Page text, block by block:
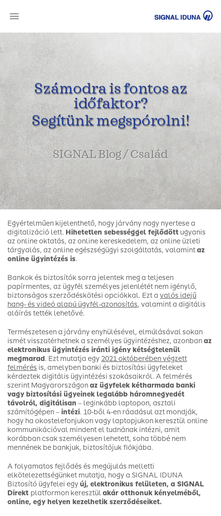
Számodra is fontos az
időfaktor?
Segítünk megspórolni!
SIGNAL Blog / Család
Egyértelműen kijelenthető, hogy járvány nagy nyertese a
digitalizáció lett. Hihetetlen sebességgel fejlődött ugyanis
az online oktatás, az online kereskedelem, az online üzleti
tárgyalás, az online egészségügyi szolgáltatás, valamintaz
online ügyintézés is.
Bankok és biztosítók sorra jelentek meg a teljesen
papírmentes, az ügyfél személyes jelenlétét nem igénylő,
biztonságos szerződéskötési opciókkal. Ezt a valós idejű
hang- és videó alapú ügyfél-azonosítás, valamint a digitális
aláírás tették lehetővé.
Természetesen a járvány enyhülésével, elmúlásával sokan
ismét visszatérhetnek a személyes ügyintézéshez, azonbanaz
elektronikus ügyintézés iránti igény kétségtelenül
megmarad. Ezt mutatja egy 2021 októberében végzett
felmérés is, amelyben banki és biztosítási ügyfeleket
kérdeztek digitális ügyintézési szokásaikról. A felmérés
szerint Magyarországonaz ügyfelek kétharmada banki
vagy biztosítási ügyeinek legalább háromnegyedét
távolról, digitálisan – leginkább laptopon, asztali
számítógépen – intézi. 10-ből 4-en ráadásul azt mondják,
hogy ha okostelefonjukon vagy laptopjukon keresztül online
kommunikációval mindent el tudnának intézni, amit
korábban csak személyesen lehetett, soha többé nem
mennének be bankjuk, biztosítójuk fiókjába.
A folyamatos fejlődés és megújulás melletti
elkötelezettségünket mutatja, hogy a SIGNAL IDUNA
Biztosító ügyfelei egy új, elektronikus felületen, a SIGNAL
Direkt platformon keresztülakár otthonuk kényelméből,
online, egy helyen kezelhetik szerződéseiket.